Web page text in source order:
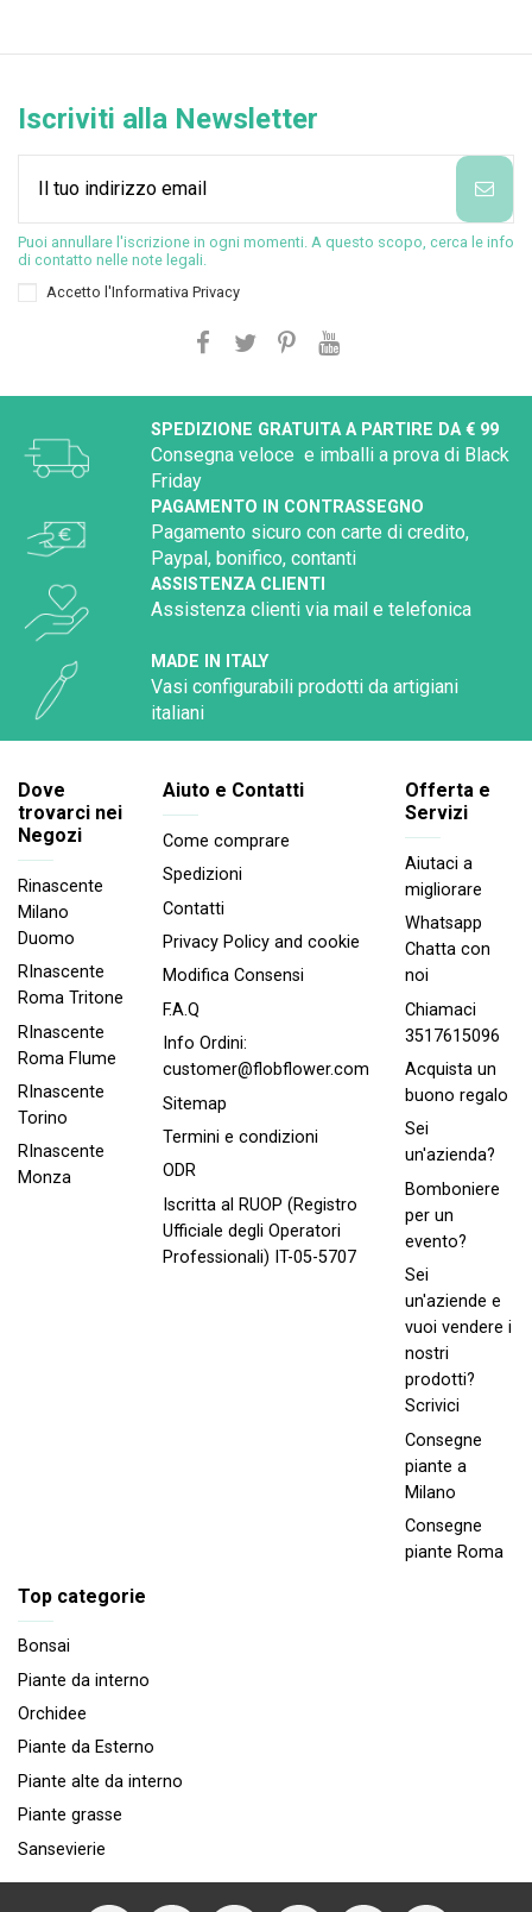
Iscriviti alla Newsletter
Puoi annullare l'iscrizione in ogni momenti. A questo scopo, cerca le info
di contatto nelle note legali.
Accetto l'Informativa Privacy
SPEDIZIONE GRATUITA A PARTIRE DA € 99
Consegna veloce e imballi a prova di Black
Friday
PAGAMENTO IN CONTRASSEGNO
Pagamento sicuro con carte di credito,
Paypal, bonifico, contanti
ASSISTENZA CLIENTI
Assistenza clienti via mail e telefonica
MADE IN ITALY
Vasi configurabili prodotti da artigiani
italiani
Dove
trovarci nei
Negozi
Rinascente
Milano
Duomo
RInascente
Roma Tritone
RInascente
Roma FIume
RInascente
Torino
RInascente
Monza
Aiuto e Contatti
Come comprare
Spedizioni
Contatti
Privacy Policy and cookie
Modifica Consensi
F.A.Q
Info Ordini:
customer@flobflower.com
Sitemap
Termini e condizioni
ODR
Iscritta al RUOP (Registro
Ufficiale degli Operatori
Professionali) IT-05-5707
Offerta e
Servizi
Aiutaci a
migliorare
Whatsapp
Chatta con
noi
Chiamaci
3517615096
Acquista un
buono regalo
Sei
un'azienda?
Bomboniere
per un
evento?
Sei
un'aziende e
vuoi vendere i
nostri
prodotti?
Scrivici
Consegne
piante a
Milano
Consegne
piante Roma
Top categorie
Bonsai
Piante da interno
Orchidee
Piante da Esterno
Piante alte da interno
Piante grasse
Sansevierie